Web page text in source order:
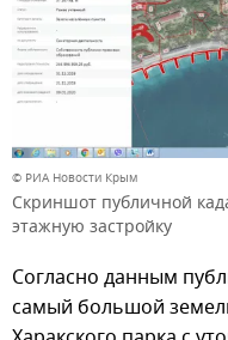
© РИА Новости Крым
Скриншот публичной
этажную застройку
Согласно данным
самый большой